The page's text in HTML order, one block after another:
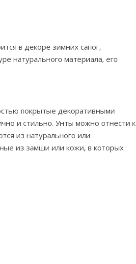
в декоре зимних сапог,
натурального материала, его
покрытые декоративными
и стильно. Унты можно отнести к
из натурального или
из замши или кожи, в которых